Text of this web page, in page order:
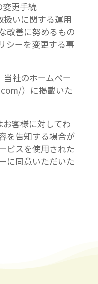
変更手続
扱いに関する運用
改善に努めるもの
シーを変更する事
社のホームペー
）に掲載いた
客様に対してわ
を告知する場合が
ビスを使用された
に同意いただいた